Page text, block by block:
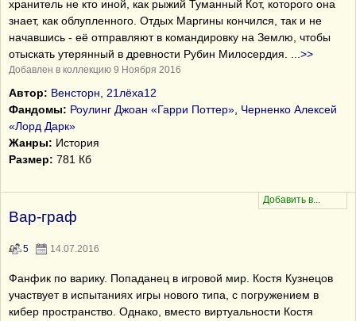
хранитель не кто иной, как рыжий Туманный Кот, которого она
знает, как облупленного. Отдых Маргины кончился, так и не
начавшись - её отправляют в командировку на Землю, чтобы
отыскать утерянный в древности Рубин Милосердия.
>>
Добавлен в коллекцию 9 Ноября 2016
Автор: Венсторн
21лёха12
Фандомы: Роулинг Джоан «Гарри Поттер» Черненко Алексей
«Лорд Дарк»
Жанры: История
Размер: 781 Кб
Вар-граф
5 14.07.2016
Фанфик по варику. Попаданец в игровой мир. Костя Кузнецов
участвует в испытаниях игры нового типа, с погружением в
кибер пространство. Однако, вместо виртуальности Костя